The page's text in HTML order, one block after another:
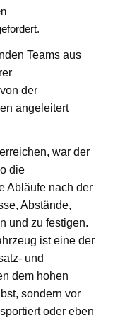
Teams aus
der
angeleitert
war der
die
Abläufe nach der
Abstände,
und zu festigen.
ist eine der
und
dem hohen
sondern vor
oder eben